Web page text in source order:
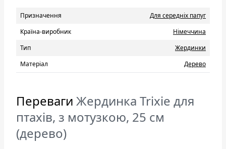
Призначення
Для середніх папуг
Країна-виробник
Нiмеччина
Тип
Жердинки
Матеріал
Дерево
Переваги Жердинка Trixie для
птахів, з мотузкою, 25 см
(дерево)